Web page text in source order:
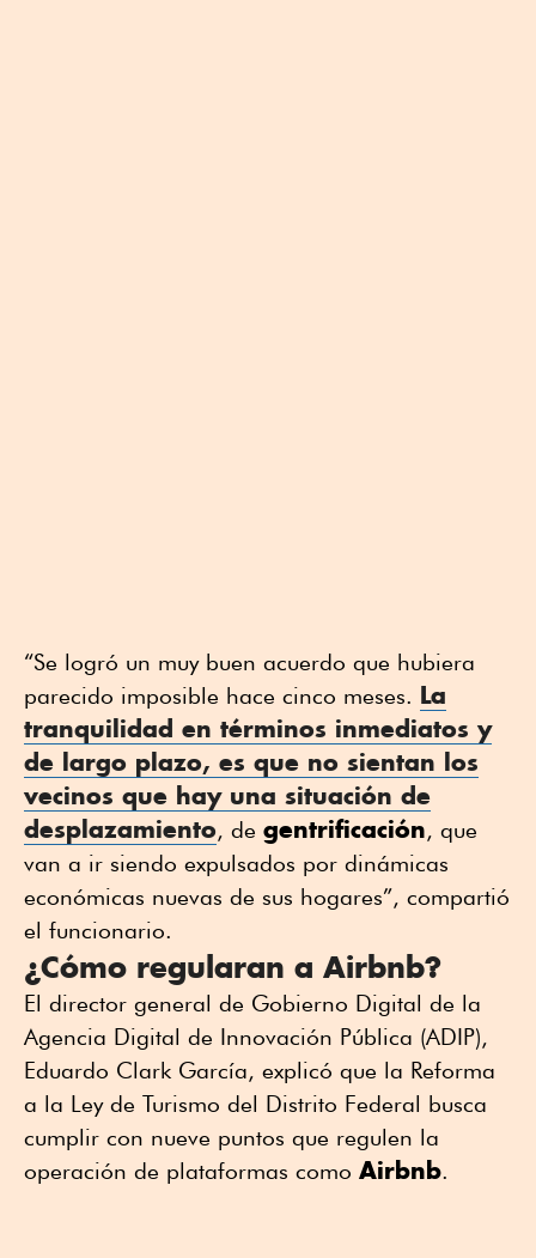
“Se logró un muy buen acuerdo que hubiera
parecido imposible hace cinco meses. La
tranquilidad en términos inmediatos y
de largo plazo, es que no sientan los
vecinos que hay una situación de
desplazamiento, de gentrificación, que
van a ir siendo expulsados por dinámicas
económicas nuevas de sus hogares”, compartió
el funcionario.
¿Cómo regularan a Airbnb?
El director general de Gobierno Digital de la
Agencia Digital de Innovación Pública (ADIP),
Eduardo Clark García, explicó que la Reforma
a la Ley de Turismo del Distrito Federal busca
cumplir con nueve puntos que regulen la
operación de plataformas como Airbnb.